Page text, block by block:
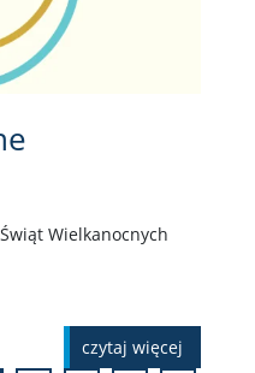
Wielkanocnych
czytaj więcej